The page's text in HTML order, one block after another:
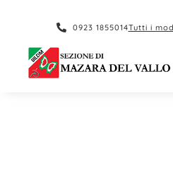
0923 1855014Tutti i